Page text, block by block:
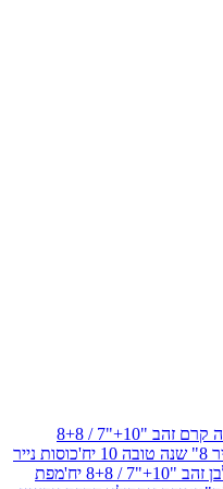
סט צלחות שנה טובה קרם זהב "10+"7 / 8+8
כוסות נייר
מפת